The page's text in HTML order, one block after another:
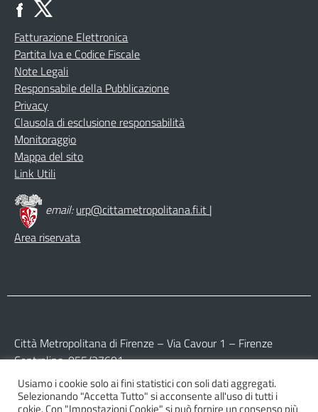
Fatturazione Elettronica
Partita Iva e Codice Fiscale
Note Legali
Responsabile della Pubblicazione
Privacy
Clausola di esclusione responsabilità
Monitoraggio
Mappa del sito
Link Utili
email:urp@cittametropolitana.fi.it |
Area riservata
Città Metropolitana di Firenze – Via Cavour 1 – Firenze
Centralino: 055/27601
Partita IVA: 017 09 77 04 89
Codice Fiscale: 800 16 45 04 80
Usiamo i cookie solo ai fini statistici con soli dati aggregati.
Selezionando "Accetta Tutto" si acconsente all'uso di tutti i